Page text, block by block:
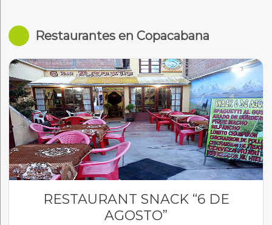
Restaurantes en Copacabana
RESTAURANT SNACK “6 DE
AGOSTO”